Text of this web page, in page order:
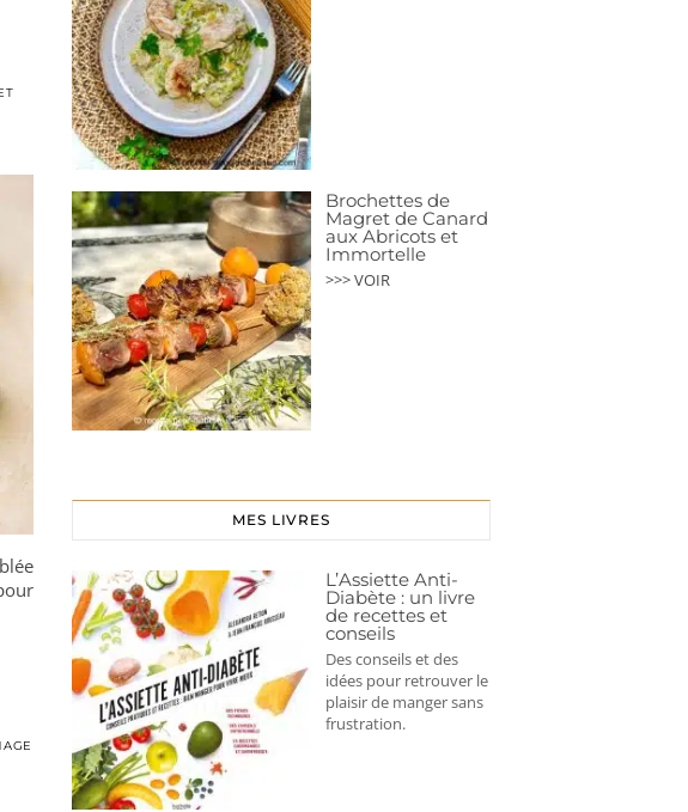
Brochettes de
Magret de Canard
aux Abricots et
Immortelle
>>> VOIR
MES LIVRES
L’Assiette Anti-
Diabète : un livre
de recettes et
conseils
Des conseils et des
idées pour retrouver le
plaisir de manger sans
frustration.